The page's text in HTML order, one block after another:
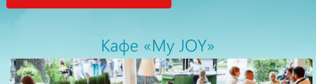
Кафе «My JOY»